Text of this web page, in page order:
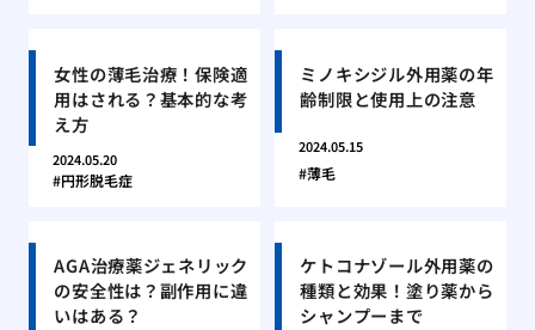
女性の薄毛治療！保険適
用はされる？基本的な考
え方
2024.05.20
円形脱毛症
ミノキシジル外用薬の年
齢制限と使用上の注意
2024.05.15
薄毛
AGA治療薬ジェネリック
の安全性は？副作用に違
いはある？
ケトコナゾール外用薬の
種類と効果！塗り薬から
シャンプーまで